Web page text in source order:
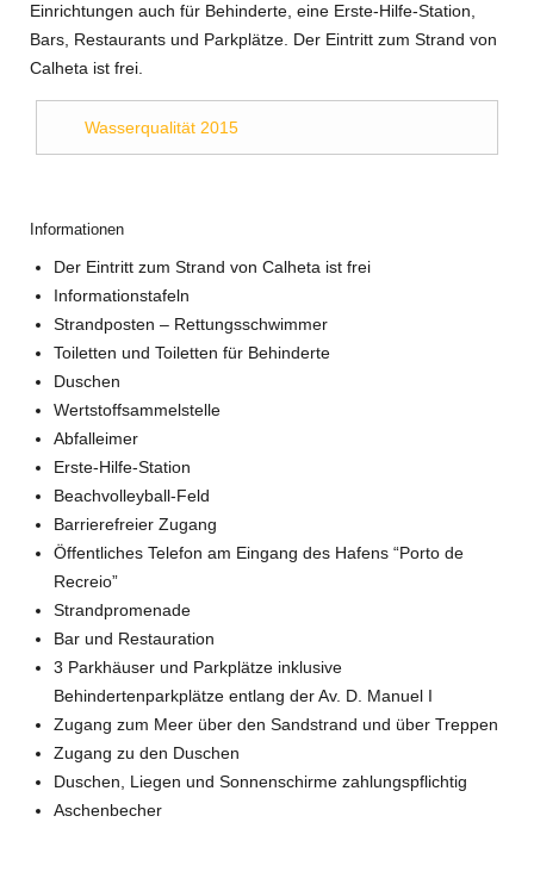
Einrichtungen auch für Behinderte, eine Erste-Hilfe-Station,
Bars, Restaurants und Parkplätze. Der Eintritt zum Strand von
Calheta ist frei.
Wasserqualität 2015
Informationen
Der Eintritt zum Strand von Calheta ist frei
Informationstafeln
Strandposten – Rettungsschwimmer
Toiletten und Toiletten für Behinderte
Duschen
Wertstoffsammelstelle
Abfalleimer
Erste-Hilfe-Station
Beachvolleyball-Feld
Barrierefreier Zugang
Öffentliches Telefon am Eingang des Hafens “Porto de
Recreio”
Strandpromenade
Bar und Restauration
3 Parkhäuser und Parkplätze inklusive
Behindertenparkplätze entlang der Av. D. Manuel I
Zugang zum Meer über den Sandstrand und über Treppen
Zugang zu den Duschen
Duschen, Liegen und Sonnenschirme zahlungspflichtig
Aschenbecher